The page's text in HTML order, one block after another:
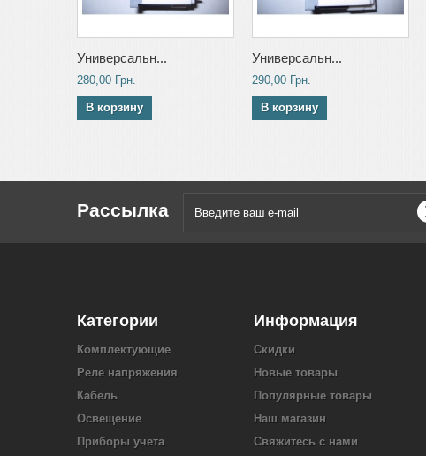
Универсальн...
280,00 Грн.
В корзину
Универсальн...
290,00 Грн.
В корзину
Рассылка
Категории
Комплектующие
Реле напряжения
Кабель
Освещение
Приборы учета
Информация
Скидки
Новые товары
Популярные товары
Наш магазин
Свяжитесь с нами